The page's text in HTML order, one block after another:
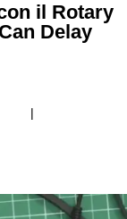
il Rotary
Delay
|